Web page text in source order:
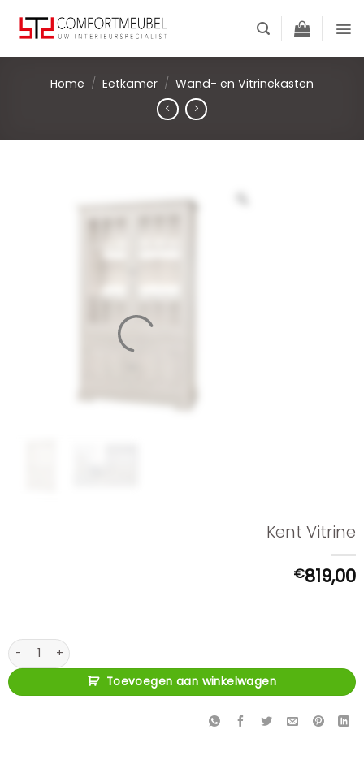
content
Home / Eetkamer / Wand- en Vitrinekasten
Kent Vitrine
€819,00
Kent Vitrine aantal
Toevoegen aan winkelwagen